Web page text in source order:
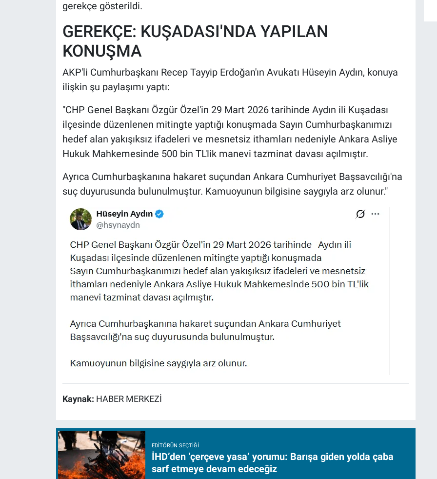
gerekçe gösterildi.
GEREKÇE: KUŞADASI'NDA YAPILAN
KONUŞMA
AKP'li Cumhurbaşkanı Recep Tayyip Erdoğan'ın Avukatı Hüseyin Aydın, konuya
ilişkin şu paylaşımı yaptı:
"CHP Genel Başkanı Özgür Özel'in 29 Mart 2026 tarihinde Aydın ili Kuşadası
ilçesinde düzenlenen mitingte yaptığı konuşmada Sayın Cumhurbaşkanımızı
hedef alan yakışıksız ifadeleri ve mesnetsiz ithamları nedeniyle Ankara Asliye
Hukuk Mahkemesinde 500 bin TL'lik manevi tazminat davası açılmıştır.
Ayrıca Cumhurbaşkanına hakaret suçundan Ankara Cumhuriyet Başsavcılığı'na
suç duyurusunda bulunulmuştur. Kamuoyunun bilgisine saygıyla arz olunur."
Kaynak: HABER MERKEZİ
EDITÖRÜN SEÇTIĞI
İHD’den ‘çerçeve yasa’ yorumu: Barışa giden yolda çaba
sarf etmeye devam edeceğiz